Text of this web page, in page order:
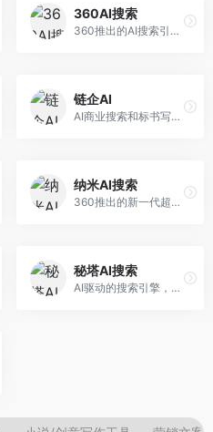
360AI搜索
360推出的AI搜索引擎，专注于安全智能搜索。面向普通用户，提供智能问答、网页搜索、内容整理等服务，安全防护能力强。
链企AI
AI商业搜索和标书写作工具，专注于企业服务场景。面向企业用户，提供商业信息搜索、标书生成、企业分析等服务，商业信息专业。
纳米AI搜索
360推出的新一代超级AI搜索，深度整合360搜索资源。面向普通用户，提供智能问答、多模态搜索、内容生成等服务，安全可靠。
秘塔AI搜索
AI驱动的搜索引擎，专注于无广告直达结果。面向研究者和信息获取需求者，提供深度搜索、来源标注、答案整理等服务，搜索结果干净准确，信息可信度高。